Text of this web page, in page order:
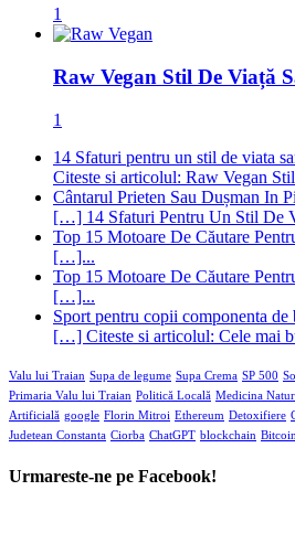
1
Raw Vegan Stil De Viață
1
14 Sfaturi pentru un stil de viata
Citeste si articolul: Raw Vegan
Cântarul Prieten Sau Dușman In
[…] 14 Sfaturi Pentru Un Stil De
Top 15 Motoare De Căutare
[…]...
Top 15 Motoare De Căutare
[…]...
Sport pentru copii componenta de
[…] Citeste si articolul: Cele mai
Valu lui Traian Supa de legume Supa Crema SP 500
Primaria Valu lui Traian Politică Locală Medicina
Artificială google Florin Mitroi Ethereum Detoxifiere
Judetean Constanta Ciorba ChatGPT blockchain Bitcoin
Urmareste-ne pe Facebook!